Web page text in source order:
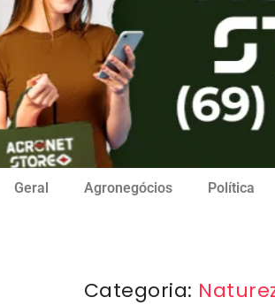
Geral Agronegócios Política
Categoria: